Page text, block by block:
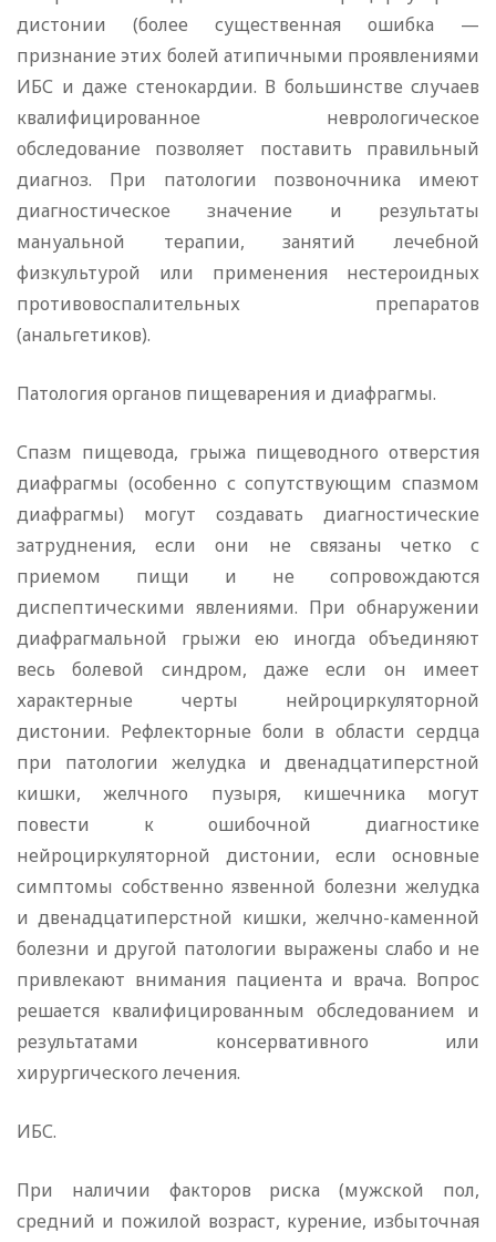
дистонии (более существенная ошибка —
признание этих болей атипичными проявлениями
ИБС и даже стенокардии. В большинстве случаев
квалифицированное неврологическое
обследование позволяет поставить правильный
диагноз. При патологии позвоночника имеют
диагностическое значение и результаты
мануальной терапии, занятий лечебной
физкультурой или применения нестероидных
противовоспалительных препаратов
(анальгетиков).
Патология органов пищеварения и диафрагмы.
Спазм пищевода, грыжа пищеводного отверстия
диафрагмы (особенно с сопутствующим спазмом
диафрагмы) могут создавать диагностические
затруднения, если они не связаны четко с
приемом пищи и не сопровождаются
диспептическими явлениями. При обнаружении
диафрагмальной грыжи ею иногда объединяют
весь болевой синдром, даже если он имеет
характерные черты нейроциркуляторной
дистонии. Рефлекторные боли в области сердца
при патологии желудка и двенадцатиперстной
кишки, желчного пузыря, кишечника могут
повести к ошибочной диагностике
нейроциркуляторной дистонии, если основные
симптомы собственно язвенной болезни желудка
и двенадцатиперстной кишки, желчно-каменной
болезни и другой патологии выражены слабо и не
привлекают внимания пациента и врача. Вопрос
решается квалифицированным обследованием и
результатами консервативного или
хирургического лечения.
ИБС.
При наличии факторов риска (мужской пол,
средний и пожилой возраст, курение, избыточная